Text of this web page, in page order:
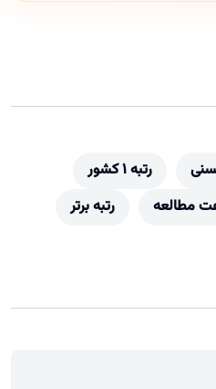
رتبه 1 کشور
مطالعه
رتبه برتر